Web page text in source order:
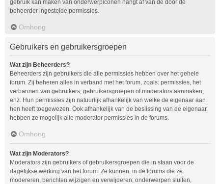
gebruik kan maken van onderwerpiconen hangt af van de door de
beheerder ingestelde permissies.
Omhoog
Gebruikers en gebruikersgroepen
Wat zijn Beheerders?
Beheerders zijn gebruikers die alle permissies hebben over het gehele
forum. Zij beheren alles in verband met het forum, zoals: permissies, het
verbannen van gebruikers, gebruikersgroepen of moderators aanmaken,
enz. Hun permissies zijn natuurlijk afhankelijk van welke de eigenaar aan
hen heeft toegewezen. Ook afhankelijk van de beslissing van de eigenaar,
hebben ze mogelijk alle moderator permissies in de forums.
Omhoog
Wat zijn Moderators?
Moderators zijn gebruikers of gebruikersgroepen die in staan voor de
dagelijkse werking van het forum. Ze kunnen, in de forums die ze
modereren, berichten wijzigen en verwijderen; onderwerpen sluiten,